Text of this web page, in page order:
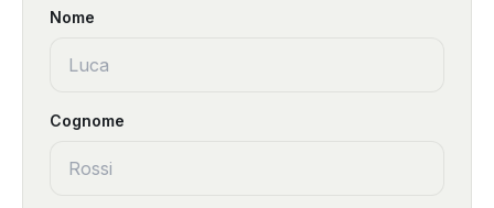
Nome
Cognome